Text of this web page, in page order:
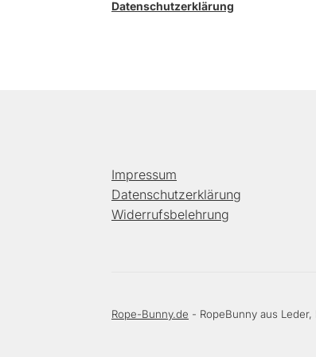
Datenschutzerklärung
Impressum
Datenschutzerklärung
Widerrufsbelehrung
Rope-Bunny.de - RopeBunny aus